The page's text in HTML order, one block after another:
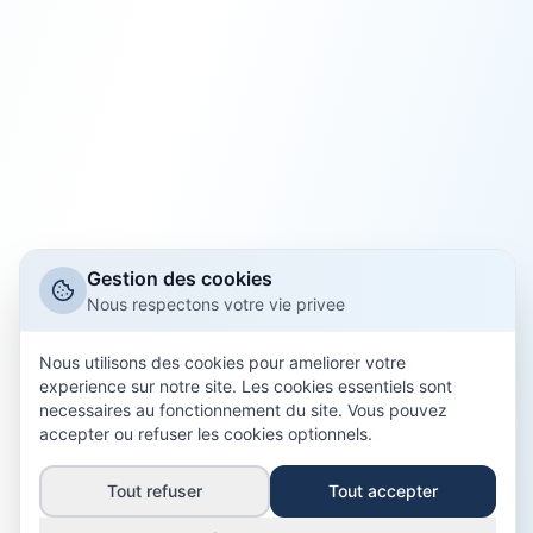
J'accepte que mes données personnelles soient
collectées et éventuellement transmises aux
partenaires agréés d'Assurantilles, professionnels de
Gestion des cookies
Nous respectons votre vie privee
Nous utilisons des cookies pour ameliorer votre
experience sur notre site. Les cookies essentiels sont
necessaires au fonctionnement du site. Vous pouvez
accepter ou refuser les cookies optionnels.
Tout refuser Tout accepter